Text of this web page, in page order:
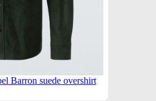
Barron suede overshirt